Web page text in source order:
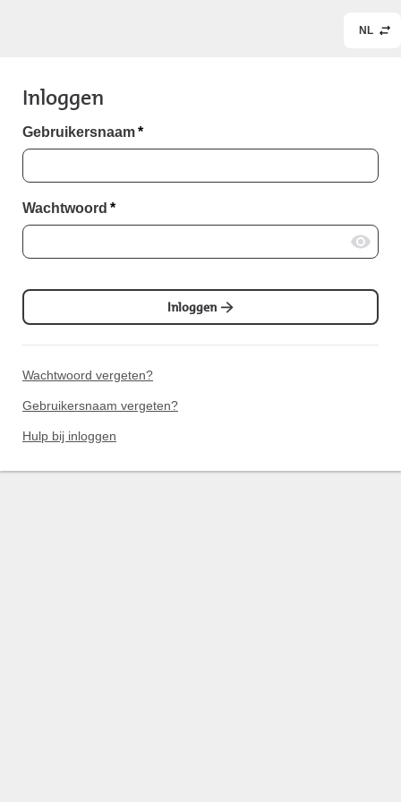
NL
Inloggen
Gebruikersnaam*
Wachtwoord *
Inloggen
Wachtwoord vergeten?
Gebruikersnaam vergeten?
Hulp bij inloggen